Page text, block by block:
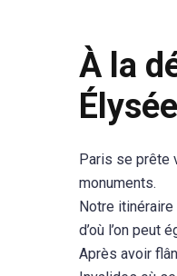
À la
Paris se prête
monuments.
Notre
d’où l’on peut
Après avoir